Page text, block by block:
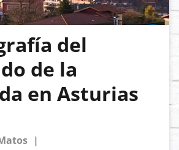
del
de la
en Asturias
|